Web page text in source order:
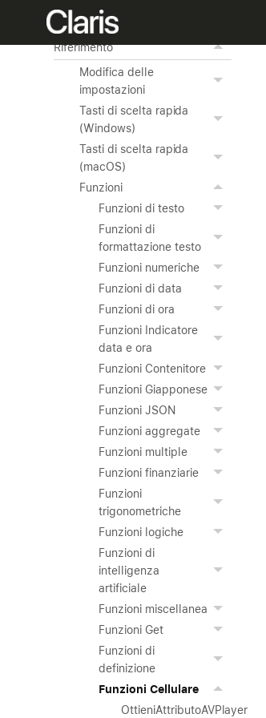
avanzati
Riferimento
Modifica delle
impostazioni
Tasti di scelta rapida
(Windows)
Tasti di scelta rapida
(macOS)
Funzioni
Funzioni di testo
Funzioni di
formattazione testo
Funzioni numeriche
Funzioni di data
Funzioni di ora
Funzioni Indicatore
data e ora
Funzioni Contenitore
Funzioni Giapponese
Funzioni JSON
Funzioni aggregate
Funzioni multiple
Funzioni finanziarie
Funzioni
trigonometriche
Funzioni logiche
Funzioni di
intelligenza
artificiale
Funzioni miscellanea
Funzioni Get
Funzioni di
definizione
Funzioni Cellulare
OttieniAttributoAVPlayer